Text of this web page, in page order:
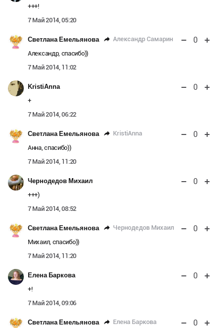
+++!
7 Май 2014, 05:20
Светлана Емельянова Александр Самарин 0
Александр, спасибо))
7 Май 2014, 11:02
KristiAnna 0
+
7 Май 2014, 06:22
Светлана Емельянова KristiAnna 0
Анна, спасибо))
7 Май 2014, 11:20
Чернодедов Михаил 0
+++)
7 Май 2014, 08:52
Светлана Емельянова Чернодедов Михаил 0
Михаил, спасибо))
7 Май 2014, 11:20
Елена Баркова 0
+!
7 Май 2014, 09:06
Светлана Емельянова Елена Баркова 0